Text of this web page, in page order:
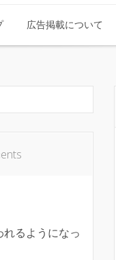
広告掲載について
るようになっ